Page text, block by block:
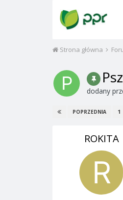
Strona główna
dodany
POPRZEDNIA 1
ROKITA